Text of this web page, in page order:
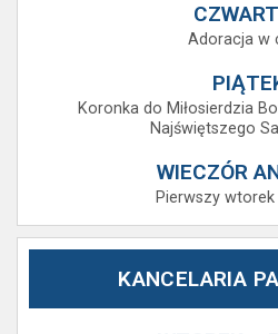
Adoracja w
Koronka do Miłosierdzia
Najświętszego
WIECZÓR
Pierwszy
KANCELARIA